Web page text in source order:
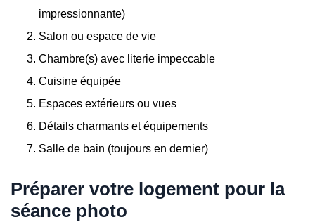
impressionnante)
Salon ou espace de vie
Chambre(s) avec literie impeccable
Cuisine équipée
Espaces extérieurs ou vues
Détails charmants et équipements
Salle de bain (toujours en dernier)
Préparer votre logement pour la
séance photo